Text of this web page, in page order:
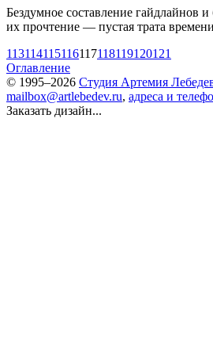
Бездумное составление гайдлайнов и
их прочтение — пустая трата
113114115116117118119120121
Оглавление
© 1995–2026 Студия Артемия
mailbox@artlebedev.ru, адреса и
Заказать дизайн...